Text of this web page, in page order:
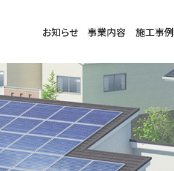
お知らせ 事業内容 施工事例